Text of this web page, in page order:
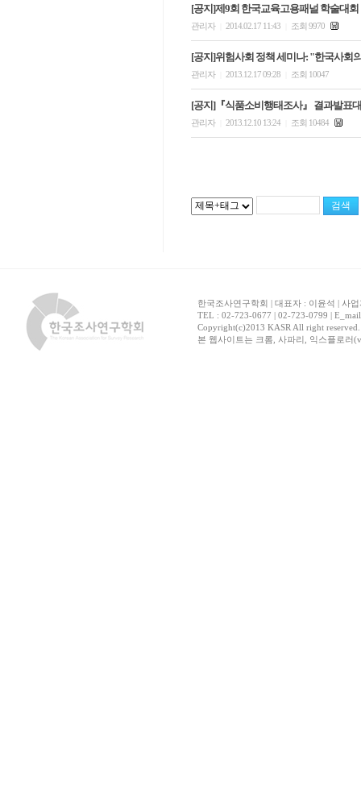
[공지]제9회 한국교육고용패널 학술대회
관리자 2014.02.17 11:43 조회 9970
[공지]위험사회 정책 세미나: "한국사회
관리자 2013.12.17 09:28 조회 10047
[공지]『식품소비행태조사』 결과발표
관리자 2013.12.10 13:24 조회 10484
한국조사연구학회 | 대표자 : 이윤석 | 사
TEL : 02-723-0677 | 02-723-0799 | E_mail
Copyright(c)2013 KASR All right
본 웹사이트는 크롬, 사파리, 익스플로러